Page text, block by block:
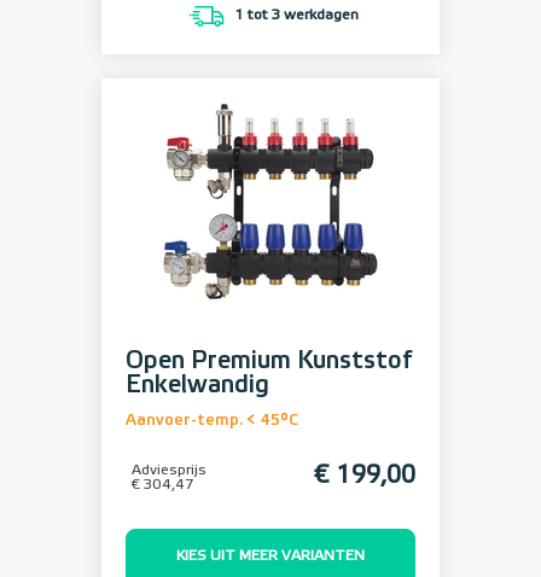
1 tot 3 werkdagen
Open Premium Kunststof
Enkelwandig
Aanvoer-temp. < 45°C
Adviesprijs
€ 304,47
€ 199,00
KIES UIT MEER VARIANTEN